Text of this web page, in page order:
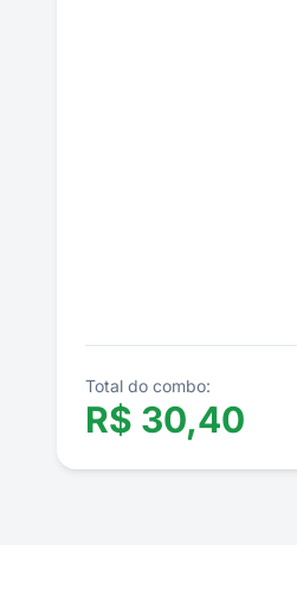
Total do combo:
R$ 30,40